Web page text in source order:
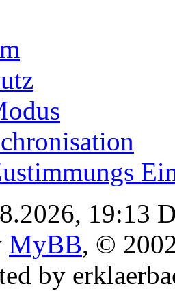
19:13
MyBB, ©
by